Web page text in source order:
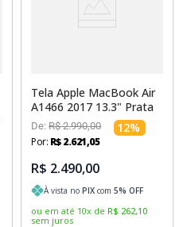
Tela Apple MacBook Air
A1466 2017 13.3" Prata
De: R$ 2.990,00 12%
Por: R$2.621,05
R$ 2.490,00
À vista no PIX com 5% OFF
ou em até 10x de R$ 262,10
sem juros